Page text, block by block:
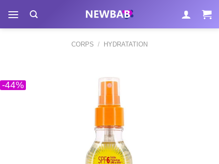
contenu
CORPS / HYDRATATION
-44%